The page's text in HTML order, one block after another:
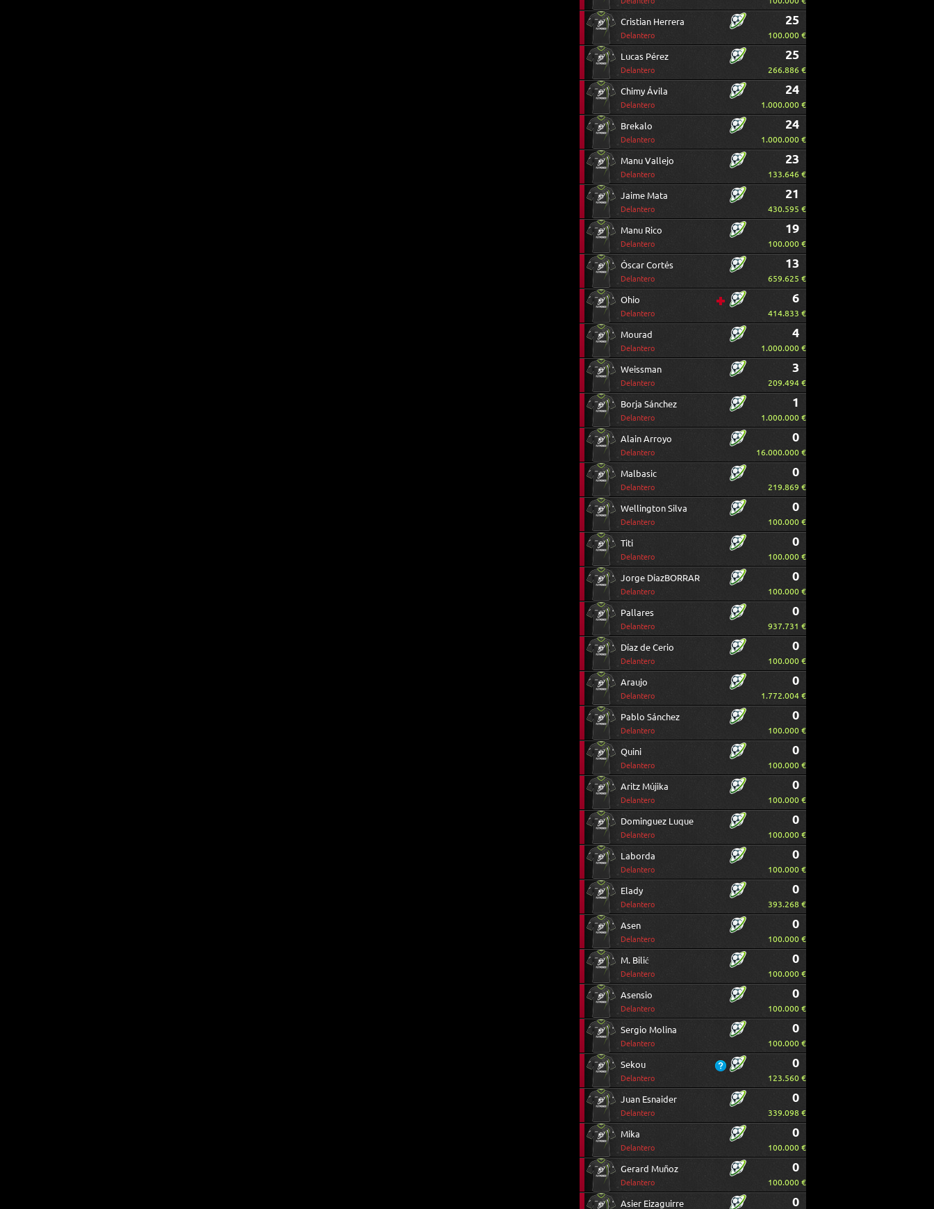
Cristian Herrera
Delantero
25
100.000 €
Lucas Pérez
Delantero
25
266.886 €
Chimy Ávila
Delantero
24
1.000.000 €
Brekalo
Delantero
24
1.000.000 €
Manu Vallejo
Delantero
23
133.646 €
Jaime Mata
Delantero
21
430.595 €
Manu Rico
Delantero
19
100.000 €
Óscar Cortés
Delantero
13
659.625 €
Ohio
Delantero
6
414.833 €
Mourad
Delantero
4
1.000.000 €
Weissman
Delantero
3
209.494 €
Borja Sánchez
Delantero
1
1.000.000 €
Alain Arroyo
Delantero
0
16.000.000 €
Malbasic
Delantero
0
219.869 €
Wellington Silva
Delantero
0
100.000 €
Titi
Delantero
0
100.000 €
Jorge DíazBORRAR
Delantero
0
100.000 €
Pallares
Delantero
0
937.731 €
Díaz de Cerio
Delantero
0
100.000 €
Araujo
Delantero
0
1.772.004 €
Pablo Sánchez
Delantero
0
100.000 €
Quini
Delantero
0
100.000 €
Aritz Mújika
Delantero
0
100.000 €
Dominguez Luque
Delantero
0
100.000 €
Laborda
Delantero
0
100.000 €
Elady
Delantero
0
393.268 €
Asen
Delantero
0
100.000 €
M. Bilić
Delantero
0
100.000 €
Asensio
Delantero
0
100.000 €
Sergio Molina
Delantero
0
100.000 €
Sekou
Delantero
0
123.560 €
Juan Esnaider
Delantero
0
339.098 €
Mika
Delantero
0
100.000 €
Gerard Muñoz
Delantero
0
100.000 €
Asier Eizaguirre 0